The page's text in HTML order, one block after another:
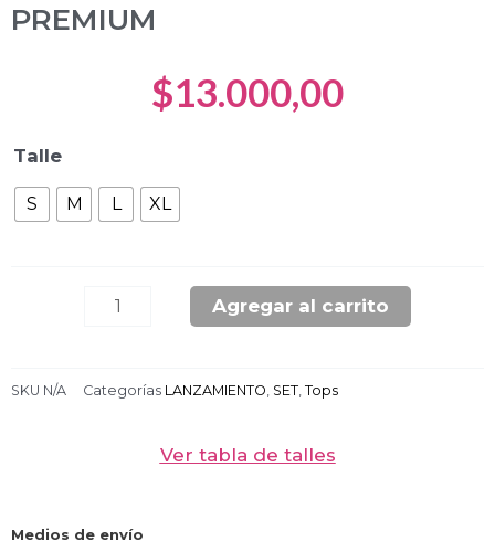
PREMIUM
$13.000,00
Talle
S M L XL
TOP
SOFT
cantidad
Agregar al carrito
SKU N/A Categorías LANZAMIENTO, SET, Tops
Ver tabla de talles
Medios de envío